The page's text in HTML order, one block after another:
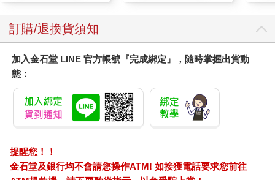
訂購/退換貨須知
加入金石堂 LINE 官方帳號『完成綁定』，隨時掌握出貨動
態：
提醒您！！
金石堂及銀行均不會請您操作ATM! 如接獲電話要求您前往